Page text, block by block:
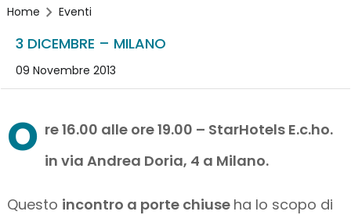
Home Eventi
3 DICEMBRE – MILANO
09 Novembre 2013
o re 16.00 alle ore 19.00 – StarHotels E.c.ho.
in via Andrea Doria, 4 a Milano.
Questo incontro a porte chiuse ha lo scopo di